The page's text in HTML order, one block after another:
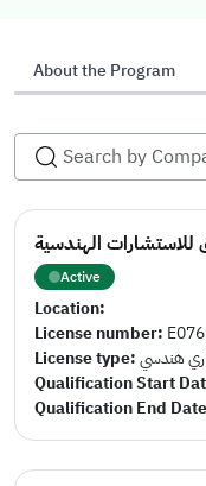
About the Program
للاستشارات الهندسية
Active
Location:
License number:
License type:هندسي
Qualification Start
Qualification End